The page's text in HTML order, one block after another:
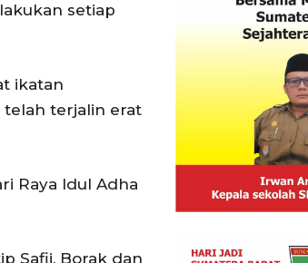
setiap
ikatan
telah terjalin erat
Raya Idul Adha
Safii, Borak dan